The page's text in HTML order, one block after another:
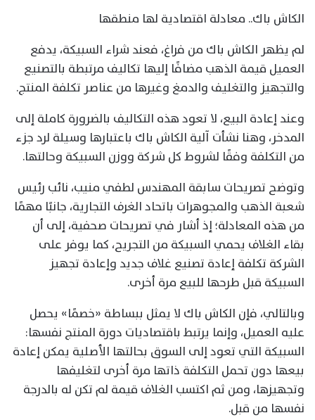
الكاش باك.. معادلة اقتصادية لها منطقها
لم يظهر الكاش باك من فراغ، فعند شراء السبيكة، يدفع
العميل قيمة الذهب مضافًا إليها تكاليف مرتبطة بالتصنيع
والتجهيز والتغليف والدمغ وغيرها من عناصر تكلفة المنتج.
وعند إعادة البيع، لا تعود هذه التكاليف بالضرورة كاملة إلى
المدخر، وهنا نشأت آلية الكاش باك باعتبارها وسيلة لرد جزء
من التكلفة وفقًا لشروط كل شركة ووزن السبيكة وحالتها.
وتوضح تصريحات سابقة المهندس لطفي منيب، نائب رئيس
شعبة الذهب والمجوهرات باتحاد الغرف التجارية، جانبًا مهمًا
من هذه المعادلة؛ إذ أشار في تصريحات صحفية، إلى أن
بقاء الغلاف يحمي السبيكة من التجريح، كما يوفر على
الشركة تكلفة إعادة تصنيع غلاف جديد وإعادة تجهيز
السبيكة قبل طرحها للبيع مرة أخرى.
وبالتالي، فإن الكاش باك لا يمثل ببساطة «خصمًا» يحصل
عليه العميل، وإنما يرتبط باقتصاديات دورة المنتج نفسها:
السبيكة التي تعود إلى السوق بحالتها الأصلية يمكن إعادة
بيعها دون تحمل التكلفة ذاتها مرة أخرى لتغليفها
وتجهيزها، ومن ثم اكتسب الغلاف قيمة لم تكن له بالدرجة
نفسها من قبل.